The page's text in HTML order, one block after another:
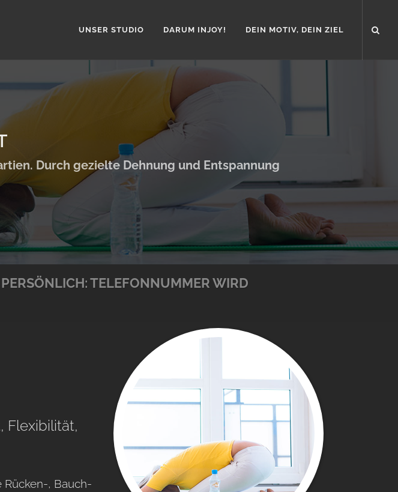
UNSER STUDIO DARUM INJOY! DEIN MOTIV, DEIN ZIEL
Durch gezielte Dehnung und Entspannung
TELEFONNUMMER WIRD
Flexibilität,
, Bauch-